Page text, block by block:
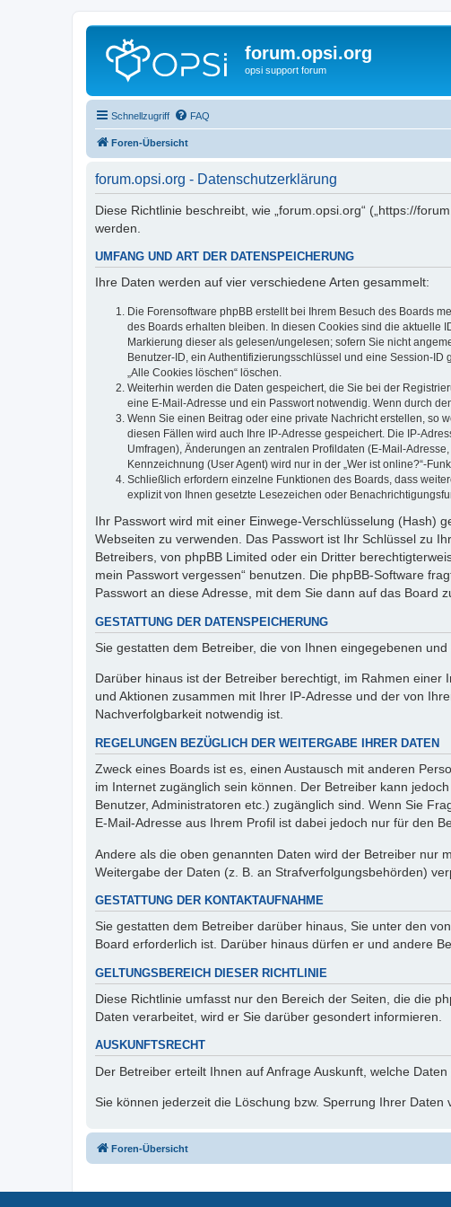
forum.opsi.org
opsi support forum
Schnellzugriff FAQ
Foren-Übersicht
forum.opsi.org - Datenschutzerklärung
Diese Richtlinie beschreibt, wie „forum.opsi.org“ („https://
werden.
UMFANG UND ART DER DATENSPEICHERUNG
Ihre Daten werden auf vier verschiedene Arten gesammelt:
Die Forensoftware phpBB erstellt bei Ihrem Besuch des Boards
des Boards erhalten bleiben. In diesen Cookies sind die aktuelle
Markierung dieser als gelesen/ungelesen; sofern Sie nicht
Benutzer-ID, ein Authentifizierungsschlüssel und eine Session-
„Alle Cookies löschen“ löschen.
Weiterhin werden die Daten gespeichert, die Sie bei der
eine E-Mail-Adresse und ein Passwort notwendig. Wenn durch
Wenn Sie einen Beitrag oder eine private Nachricht erstellen, so
diesen Fällen wird auch Ihre IP-Adresse gespeichert. Die IP-
Umfragen), Änderungen an zentralen Profildaten (E-Mail-
Kennzeichnung (User Agent) wird nur in der „Wer ist online?“-
Schließlich erfordern einzelne Funktionen des Boards, dass
explizit von Ihnen gesetzte Lesezeichen oder
Ihr Passwort wird mit einer Einwege-Verschlüsselung (Hash)
Webseiten zu verwenden. Das Passwort ist Ihr Schlüssel zu
Betreibers, von phpBB Limited oder ein Dritter
mein Passwort vergessen“ benutzen. Die phpBB-Software
Passwort an diese Adresse, mit dem Sie dann auf das Board
GESTATTUNG DER DATENSPEICHERUNG
Sie gestatten dem Betreiber, die von Ihnen eingegebenen
Darüber hinaus ist der Betreiber berechtigt, im Rahmen
und Aktionen zusammen mit Ihrer IP-Adresse und der von
Nachverfolgbarkeit notwendig ist.
REGELUNGEN BEZÜGLICH DER WEITERGABE IHRER DATEN
Zweck eines Boards ist es, einen Austausch mit anderen
im Internet zugänglich sein können. Der Betreiber kann
Benutzer, Administratoren etc.) zugänglich sind. Wenn Sie
E-Mail-Adresse aus Ihrem Profil ist dabei jedoch nur für den
Andere als die oben genannten Daten wird der Betreiber nur
Weitergabe der Daten (z. B. an Strafverfolgungsbehörden)
GESTATTUNG DER KONTAKTAUFNAHME
Sie gestatten dem Betreiber darüber hinaus, Sie unter den
Board erforderlich ist. Darüber hinaus dürfen er und andere
GELTUNGSBEREICH DIESER RICHTLINIE
Diese Richtlinie umfasst nur den Bereich der Seiten, die die
Daten verarbeitet, wird er Sie darüber gesondert informieren.
AUSKUNFTSRECHT
Der Betreiber erteilt Ihnen auf Anfrage Auskunft, welche Daten
Sie können jederzeit die Löschung bzw. Sperrung Ihrer
Foren-Übersicht